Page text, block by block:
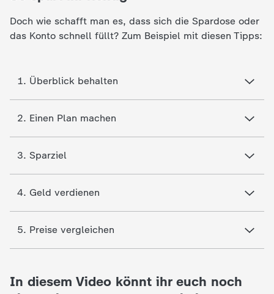
d
D
Doch wie schafft man es, dass sich die Spardose oder
das Konto schnell füllt? Zum Beispiel mit diesen Tipps:
1. Überblick behalten
2. Einen Plan machen
3. Sparziel
4. Geld verdienen
5. Preise vergleichen
In diesem Video könnt ihr euch noch